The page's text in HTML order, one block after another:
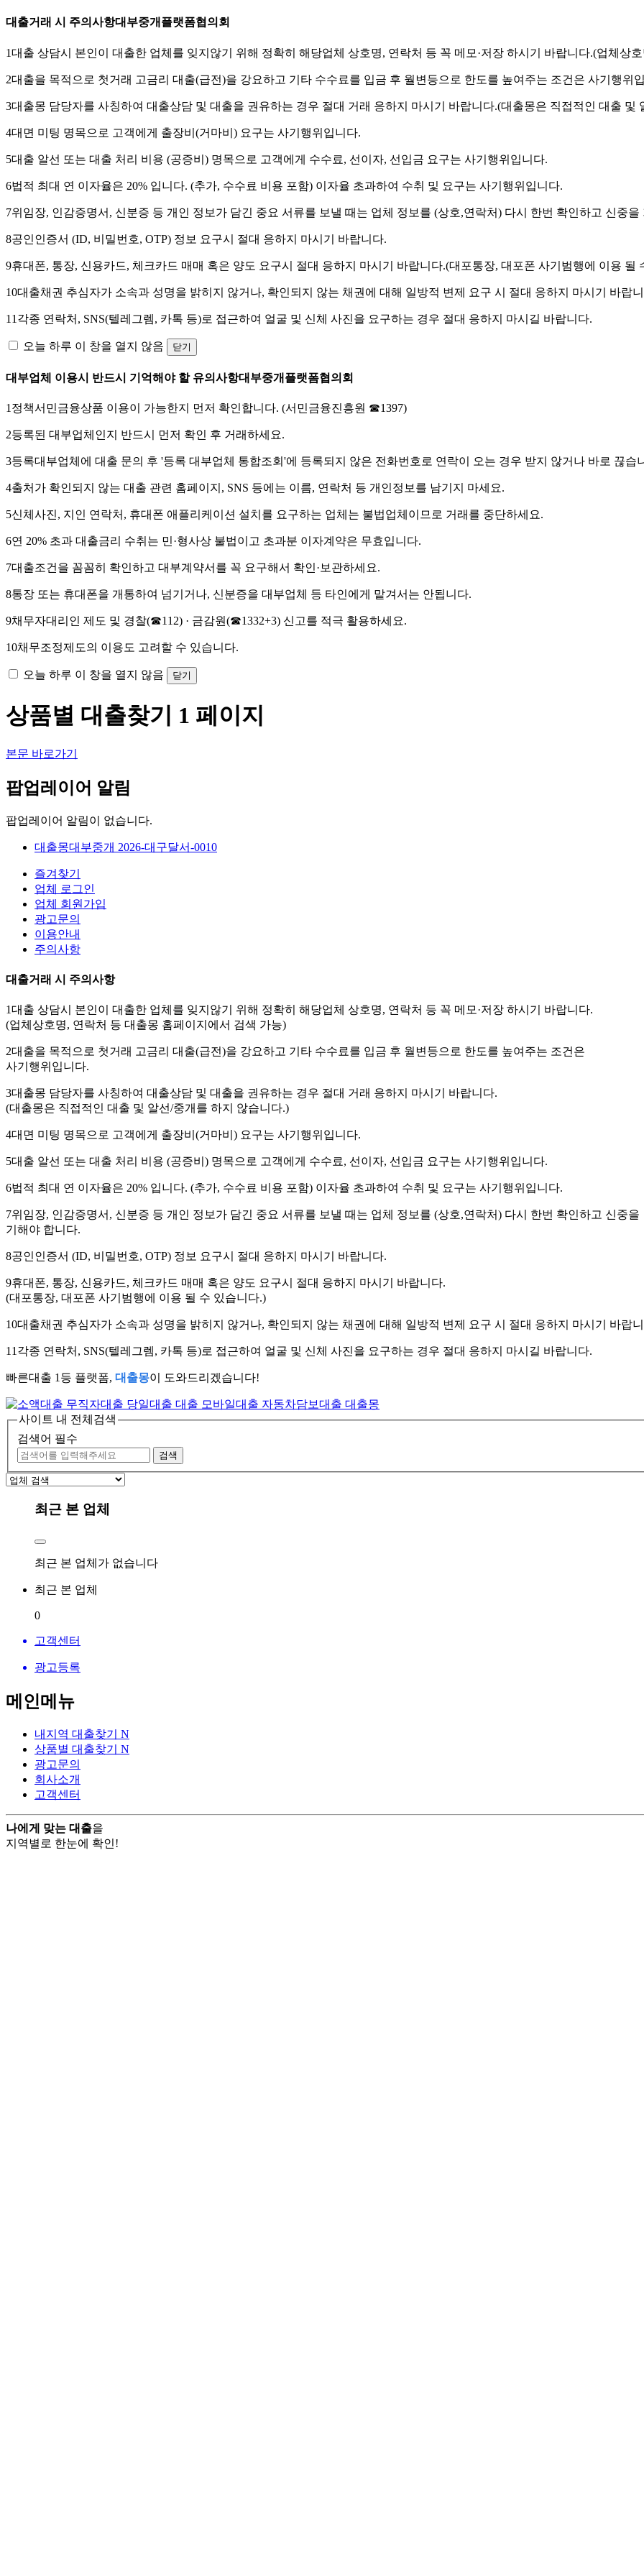
대출거래 시 주의사항대부중개플랫폼협의회
1대출 상담시 본인이 대출한 업체를 잊지않기 위해 정확히 해당업체 상호명, 연락처 등 꼭 메모·저장 하시기 바랍니다.(업체상
2대출을 목적으로 첫거래 고금리 대출(급전)을 강요하고 기타 수수료를 입금 후 월변등으로 한도를 높여주는 조건은 사기행위
3대출몽 담당자를 사칭하여 대출상담 및 대출을 권유하는 경우 절대 거래 응하지 마시기 바랍니다.(대출몽은 직접적인 대출 및
4대면 미팅 명목으로 고객에게 출장비(거마비) 요구는 사기행위입니다.
5대출 알선 또는 대출 처리 비용 (공증비) 명목으로 고객에게 수수료, 선이자, 선입금 요구는 사기행위입니다.
6법적 최대 연 이자율은 20% 입니다. (추가, 수수료 비용 포함) 이자율 초과하여 수취 및 요구는 사기행위입니다.
7위임장, 인감증명서, 신분증 등 개인 정보가 담긴 중요 서류를 보낼 때는 업체 정보를 (상호,연락처) 다시 한번 확인하고 신중을
8공인인증서 (ID, 비밀번호, OTP) 정보 요구시 절대 응하지 마시기 바랍니다.
9휴대폰, 통장, 신용카드, 체크카드 매매 혹은 양도 요구시 절대 응하지 마시기 바랍니다.(대포통장, 대포폰 사기범행에 이용 될
10대출채권 추심자가 소속과 성명을 밝히지 않거나, 확인되지 않는 채권에 대해 일방적 변제 요구 시 절대 응하지 마시기 바랍
11 각종 연락처, SNS(텔레그렘, 카톡 등)로 접근하여 얼굴 및 신체 사진을 요구하는 경우 절대 응하지 마시길 바랍니다.
오늘 하루 이 창을 열지 않음 닫기
대부업체 이용시 반드시 기억해야 할 유의사항대부중개플랫폼협의회
1 정책서민금융상품 이용이 가능한지 먼저 확인합니다. (서민금융진흥원 ☎1397)
2등록된 대부업체인지 반드시 먼저 확인 후 거래하세요.
3등록대부업체에 대출 문의 후 '등록 대부업체 통합조회'에 등록되지 않은 전화번호 로 연락이 오는 경우 받지 않거나 바로 끊습
4출처가 확인되지 않는 대출 관련 홈페이지, SNS 등에는 이름, 연락처 등 개인정보를 남기지 마세요.
5신체사진, 지인 연락처, 휴대폰 애플리케이션 설치 를 요구하는 업체는 불법업체이므로 거래를 중단하세요.
6연 20% 초과 대출금리 수취 는 민·형사상 불법이고 초과분 이자계약은 무효입니다.
7대출조건을 꼼꼼히 확인하고 대부계약서를 꼭 요구해서 확인·보관하세요.
8통장 또는 휴대폰을 개통하여 넘기거나, 신분증을 대부업체 등 타인에게 맡겨서는 안됩니다.
9채무자대리인 제도 및 경찰(☎112) · 금감원(☎1332+3) 신고를 적극 활용하세요.
10채무조정제도의 이용도 고려할 수 있습니다.
오늘 하루 이 창을 열지 않음 닫기
상품별 대출찾기 1 페이지
본문 바로가기
팝업레이어 알림
팝업레이어 알림이 없습니다.
대출몽대부중개 2026-대구달서-0010
즐겨찾기
업체 로그인
업체 회원가입
광고문의
이용안내
주의사항
대출거래 시 주의사항
1대출 상담시 본인이 대출한 업체를 잊지않기 위해 정확히 해당업체 상호명, 연락처 등 꼭 메모·저장 하시기 바랍니다.
(업체상호명, 연락처 등 대출몽 홈페이지에서 검색 가능)
2대출을 목적으로 첫거래 고금리 대출(급전)을 강요하고 기타 수수료를 입금 후 월변등으로 한도를 높여주는 조건은
사기행위입니다.
3대출몽 담당자를 사칭하여 대출상담 및 대출을 권유하는 경우 절대 거래 응하지 마시기 바랍니다.
(대출몽은 직접적인 대출 및 알선/중개를 하지 않습니다.)
4대면 미팅 명목으로 고객에게 출장비(거마비) 요구는 사기행위입니다.
5대출 알선 또는 대출 처리 비용 (공증비) 명목으로 고객에게 수수료, 선이자, 선입금 요구는 사기행위입니다.
6법적 최대 연 이자율은 20% 입니다. (추가, 수수료 비용 포함) 이자율 초과하여 수취 및 요구는 사기행위입니다.
7위임장, 인감증명서, 신분증 등 개인 정보가 담긴 중요 서류를 보낼 때는 업체 정보를 (상호,연락처) 다시 한번 확인하고 신중을
기해야 합니다.
8공인인증서 (ID, 비밀번호, OTP) 정보 요구시 절대 응하지 마시기 바랍니다.
9휴대폰, 통장, 신용카드, 체크카드 매매 혹은 양도 요구시 절대 응하지 마시기 바랍니다.
(대포통장, 대포폰 사기범행에 이용 될 수 있습니다.)
10대출채권 추심자가 소속과 성명을 밝히지 않거나, 확인되지 않는 채권에 대해 일방적 변제 요구 시 절대 응하지 마시기 바랍
11 각종 연락처, SNS(텔레그렘, 카톡 등)로 접근하여 얼굴 및 신체 사진을 요구하는 경우 절대 응하지 마시길 바랍니다.
빠른대출 1등 플랫폼, 대출몽이 도와드리겠습니다!
사이트 내 전체검색
검색어 필수
검색
최근 본 업체
최근 본 업체가 없습니다
최근 본 업체
0
고객센터
광고등록
메인메뉴
내지역 대출찾기 N
상품별 대출찾기 N
광고문의
회사소개
고객센터
나에게 맞는 대출을
지역별로 한눈에 확인!